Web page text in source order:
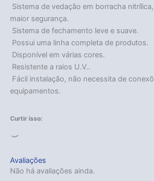
Acabou
 Sistema de vedação em borracha
maior segurança.
 Sistema de fechamento leve e suave.
 Possui uma linha completa de produtos.
 Disponível em várias cores.
 Resistente a raios U.V..
 Fácil instalação, não necessita de
equipamentos.
Curtir isso:
Avaliações
Não há avaliações ainda.